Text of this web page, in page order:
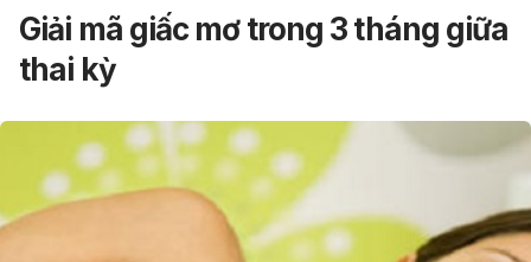
Giải mã giấc mơ trong 3 tháng giữa
thai kỳ